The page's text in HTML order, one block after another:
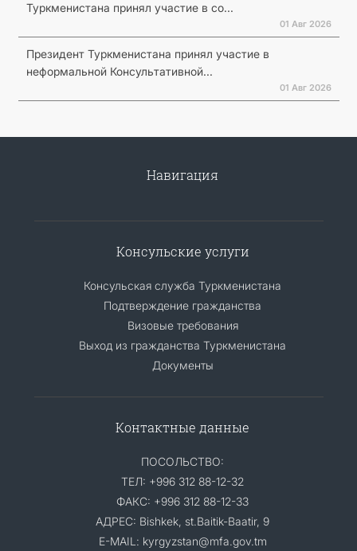
Туркменистана принял участие в со...
01 Авг 2026
Президент Туркменистана принял участие в
неформальной Консультативной...
01 Авг 2026
Навигация
Консульские услуги
Консульская служба Туркменистана
Подтверждение гражданства
Визовые требования
Выход из гражданства Туркменистана
Документы
Контактные данные
ПОСОЛЬСТВО:
ТЕЛ: +996 312 88-12-32
ФАКС: +996 312 88-12-33
АДРЕС: Bishkek, st.Baitik-Baatir, 9
E-MAIL: kyrgyzstan@mfa.gov.tm